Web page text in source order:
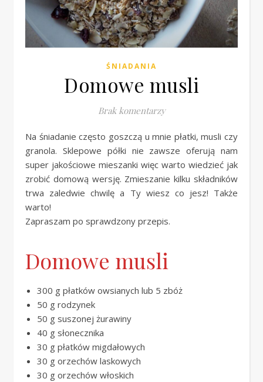
ŚNIADANIA
Domowe musli
Brak komentarzy
Na śniadanie często goszczą u mnie płatki, musli czy
granola. Sklepowe półki nie zawsze oferują nam
super jakościowe mieszanki więc warto wiedzieć jak
zrobić domową wersję. Zmieszanie kilku składników
trwa zaledwie chwilę a Ty wiesz co jesz! Także
warto!
Zapraszam po sprawdzony przepis.
Domowe musli
300 g płatków owsianych lub 5 zbóż
50 g rodzynek
50 g suszonej żurawiny
40 g słonecznika
30 g płatków migdałowych
30 g orzechów laskowych
30 g orzechów włoskich